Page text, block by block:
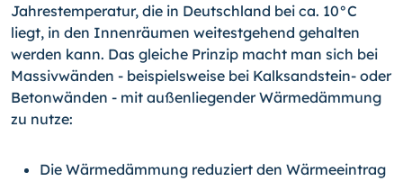
Jahrestemperatur, die in Deutschland bei ca. 10°C
liegt, in den Innenräumen weitestgehend gehalten
werden kann. Das gleiche Prinzip macht man sich bei
Massivwänden - beispielsweise bei Kalksandstein- oder
Betonwänden - mit außenliegender Wärmedämmung
zu nutze:
Die Wärmedämmung reduziert den Wärmeeintrag